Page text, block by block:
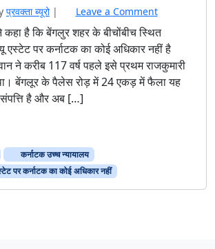
प्रवक्‍ता ब्यूरो | Leave a Comment
कहा है कि बेंगलुर शहर के बीचोंबीच स्थित
पर कर्नाटक का कोई अधिकार नहीं है
ने करीब 117 वर्ष पहले इसे प्रथम राजकुमारी
बेंगलूर के पैलेस रोड़ में 24 एकड़ में फैला यह
है और अब […]
कर्नाटक उच्च न्यायालय
पर कर्नाटक का कोई अधिकार नहीं